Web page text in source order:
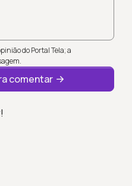
do Portal Tela; a
comentar